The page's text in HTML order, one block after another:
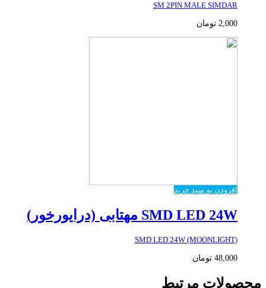
SM 2PIN MALE SIMDAR
2,000 تومان
افزودن به سبد خرید
SMD LED 24W مهتابی (درایورخور)
SMD LED 24W (MOONLIGHT)
48,000 تومان
محصولات مرتبط